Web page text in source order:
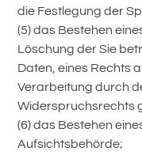
die Festlegung der
(5) das Bestehen
Löschung der Sie
Daten, eines Rechts
Verarbeitung durch
Widerspruchsrechts
(6) das Bestehen
Aufsichtsbehörde;